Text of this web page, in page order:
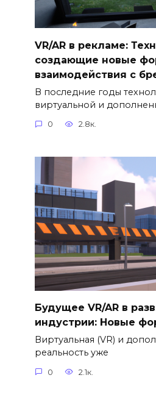
VR/AR в рекламе:
создающие новые
взаимодействия с
В последние годы
виртуальной и
0 2.8к.
Будущее VR/AR в
индустрии: Новые
Виртуальная (VR) и
реальность уже
0 2.1к.